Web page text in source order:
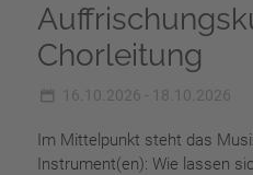
Chorleitung
16.10.2026 - 18.10.2026
Im Mittelpunkt steht das
Instrument(en): Wie lassen